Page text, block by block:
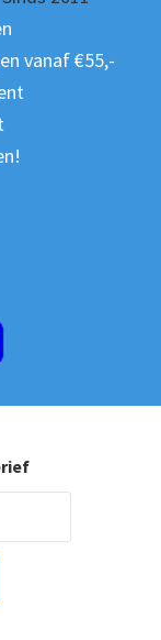
vanaf €55,-